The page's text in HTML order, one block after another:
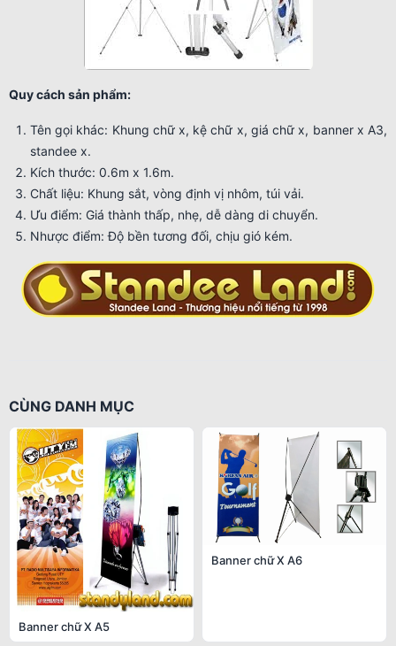
Quy cách sản phẩm:
Tên gọi khác: Khung chữ x, kệ chữ x, giá chữ x, banner x A3,
standee x.
Kích thước: 0.6m x 1.6m.
Chất liệu: Khung sắt, vòng định vị nhôm, túi vải.
Ưu điểm: Giá thành thấp, nhẹ, dễ dàng di chuyển.
Nhược điểm: Độ bền tương đối, chịu gió kém.
CÙNG DANH MỤC
Banner chữ X A5
Banner chữ X A6